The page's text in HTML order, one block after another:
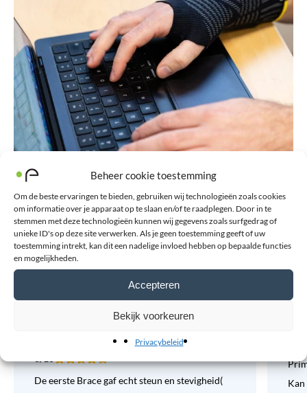
Beheer cookie toestemming
Om de beste ervaringen te bieden, gebruiken wij technologieën zoals cookies
om informatie over je apparaat op te slaan en/of te raadplegen. Door in te
stemmen met deze technologieën kunnen wij gegevens zoals surfgedrag of
unieke ID's op deze site verwerken. Als je geen toestemming geeft of uw
toestemming intrekt, kan dit een nadelige invloed hebben op bepaalde functies
en mogelijkheden.
Accepteren
Bekijk voorkeuren
Privacybeleid
Wat klanten zeggen over ons
De eerste Brace gaf echt steun en
De eerste Brace gaf echt steun en stevigheid(